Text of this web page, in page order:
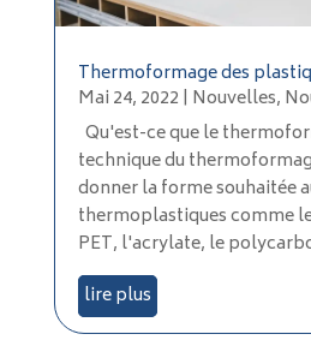
Thermoformage des
Mai 24, 2022 | Nouvelles,
Qu'est-ce que le
technique du
donner la forme souhaitée
thermoplastiques comme
PET, l'acrylate, le
lire plus